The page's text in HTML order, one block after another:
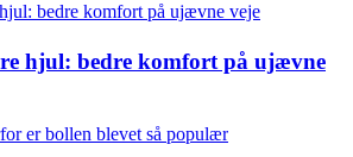
hjul: bedre komfort på ujævne